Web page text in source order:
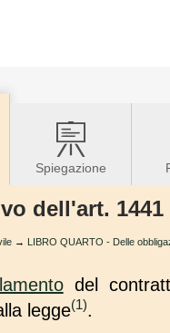
Spiegazione
dell'art.
→ LIBRO QUARTO - Delle
del
legge(1).